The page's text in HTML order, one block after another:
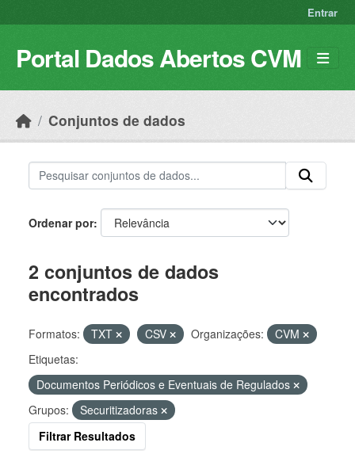
Entrar
Portal Dados Abertos CVM
Conjuntos de dados
Ordenar por
2 conjuntos de dados
encontrados
Formatos: TXT CSV Organizações:
CVM
Etiquetas:
Documentos Periódicos e Eventuais de Regulados
Grupos:
Securitizadoras
Filtrar Resultados